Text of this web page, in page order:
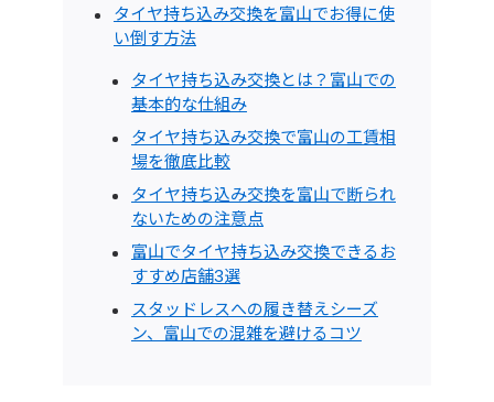
タイヤ持ち込み交換を富山でお得に使
い倒す方法
タイヤ持ち込み交換とは？富山での
基本的な仕組み
タイヤ持ち込み交換で富山の工賃相
場を徹底比較
タイヤ持ち込み交換を富山で断られ
ないための注意点
富山でタイヤ持ち込み交換できるお
すすめ店舗3選
スタッドレスへの履き替えシーズ
ン、富山での混雑を避けるコツ